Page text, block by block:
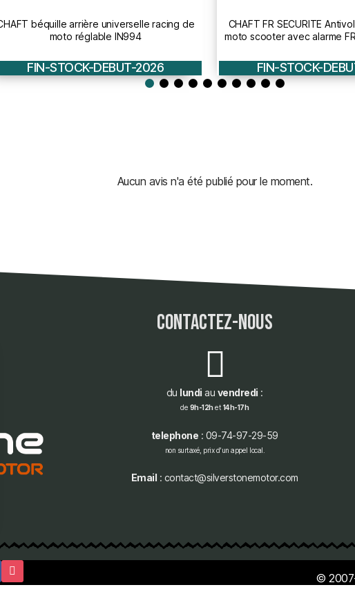
CHAFT FR SECURITE Antivol bloque disque
moto scooter avec alarme FR14 INOX - SRA -
FIN-STOCK-DEBUT-2026
CHAFT paire de clignotants
FURTIF à ampoule
FIN-STOCK-
Aucun avis n'a été publié pour le moment.
contactez-nous
du lundi au vendredi :
de 9h-12het 14h-17h
telephone : 09-74-97-29-59
non surtaxé, prix d'un appel local.
Email : contact@silverstonemotor.com
©